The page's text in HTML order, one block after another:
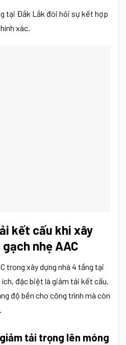
tại Đắk Lắk đòi hỏi sự kết hợp
xác.
kết cấu khi xây
nhẹ AAC
trong xây dựng nhà 4 tầng tại
đặc biệt là giảm tải kết cấu.
độ bền cho công trình mà còn
tải trọng lên móng